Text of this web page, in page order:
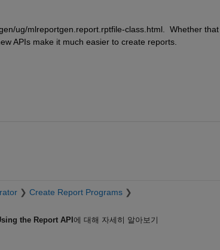
ug/mlreportgen.report.rptfile-class.html.  Whether
APIs make it much easier to create reports.
Create Report Programs
the Report API 에 대해 자세히 알아보기